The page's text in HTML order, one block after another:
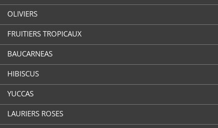
OLIVIERS
FRUITIERS TROPICAUX
BAUCARNEAS
HIBISCUS
YUCCAS
LAURIERS ROSES